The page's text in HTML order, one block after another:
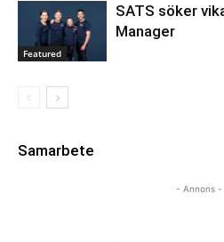
Featured
SATS söker
Manager
Samarbete
- Annons -